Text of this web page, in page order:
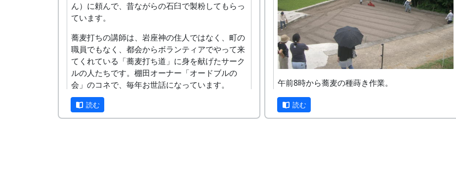
ん）に頼んで、昔ながらの石臼で製粉してもらっ
ています。
蕎麦打ちの講師は、岩座神の住人ではなく、町の
職員でもなく、都会からボランティアでやって来
てくれている「蕎麦打ち道」に身を献げたサーク
ルの人たちです。棚田オーナー「オードブルの
会」のコネで、毎年お世話になっています。
挽き立ての蕎麦粉を使った手打ちの蕎麦、おいし
いですよ。
読む
午前8時から蕎麦の種蒔き作業。
蒔種機をつけたトラクターが二台、手押しの種蒔
き機が四台。手分けして作業をする。
読む